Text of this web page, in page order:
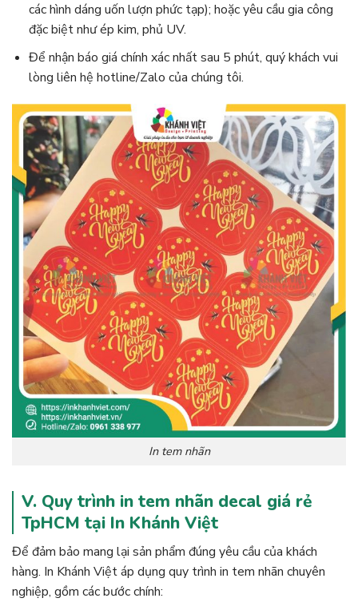
các hình dáng uốn lượn phức tạp); hoặc yêu cầu gia công
đặc biệt như ép kim, phủ UV.
Để nhận báo giá chính xác nhất sau 5 phút, quý khách vui
lòng liên hệ hotline/Zalo của chúng tôi.
In tem nhãn
V. Quy trình in tem nhãn decal giá rẻ
TpHCM tại In Khánh Việt
Để đảm bảo mang lại sản phẩm đúng yêu cầu của khách
hàng. In Khánh Việt áp dụng quy trình in tem nhãn chuyên
nghiệp, gồm các bước chính: